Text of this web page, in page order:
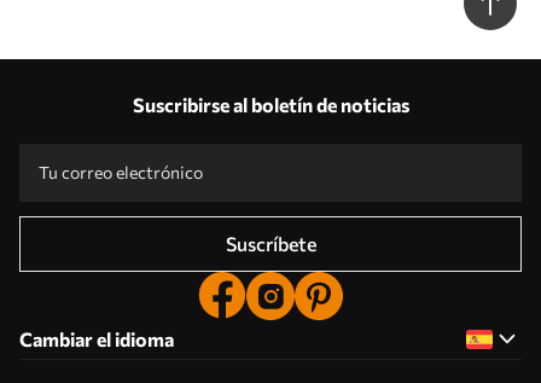
Suscribirse al boletín de noticias
Suscríbete
Cambiar el idioma